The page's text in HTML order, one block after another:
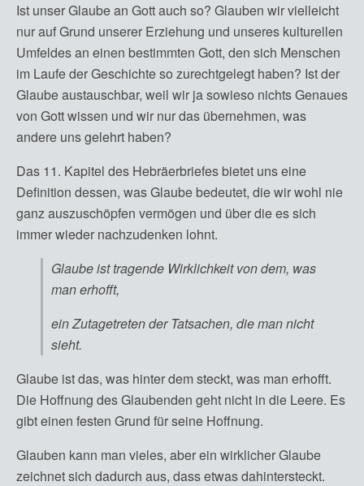
Ist unser Glaube an Gott auch so? Glauben wir vielleicht
nur auf Grund unserer Erziehung und unseres kulturellen
Umfeldes an einen bestimmten Gott, den sich Menschen
im Laufe der Geschichte so zurechtgelegt haben? Ist der
Glaube austauschbar, weil wir ja sowieso nichts Genaues
von Gott wissen und wir nur das übernehmen, was
andere uns gelehrt haben?
Das 11. Kapitel des Hebräerbriefes bietet uns eine
Definition dessen, was Glaube bedeutet, die wir wohl nie
ganz auszuschöpfen vermögen und über die es sich
immer wieder nachzudenken lohnt.
Glaube ist tragende Wirklichkeit von dem, was
man erhofft,
ein Zutagetreten der Tatsachen, die man nicht
sieht.
Glaube ist das, was hinter dem steckt, was man erhofft.
Die Hoffnung des Glaubenden geht nicht in die Leere. Es
gibt einen festen Grund für seine Hoffnung.
Glauben kann man vieles, aber ein wirklicher Glaube
zeichnet sich dadurch aus, dass etwas dahintersteckt.